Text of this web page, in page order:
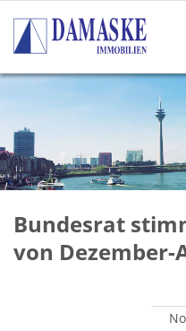
Bundesrat
von